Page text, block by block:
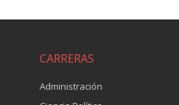
CARRERAS
Administración